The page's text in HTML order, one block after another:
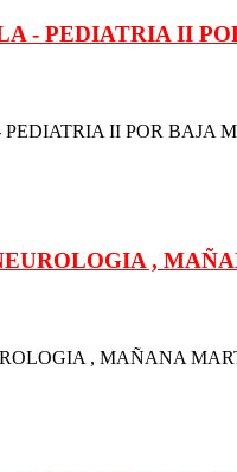
- PEDIATRIA II
II POR BAJA
,
, MAÑANA